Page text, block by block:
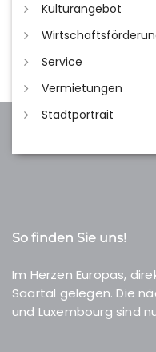
Kulturangebot
Service
Vermietungen
Stadtportrait
So finden Sie uns!
Im Herzen Europas,
Saartal gelegen. Die
und Luxembourg sind